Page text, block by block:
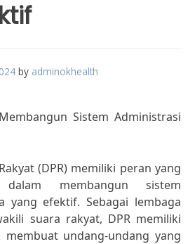
by adminokhealth
Sistem Administrasi
(DPR) memiliki peran yang
membangun sistem
yang efektif. Sebagai lembaga
suara rakyat, DPR memiliki
undang-undang yang